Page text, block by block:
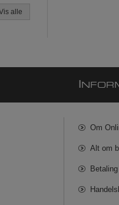
alle
Om
Alt om
Betaling